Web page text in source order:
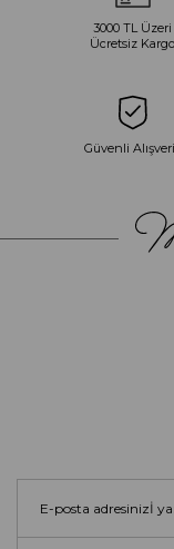
3000 TL Üzeri
Ücretsiz Kargo
Güvenli